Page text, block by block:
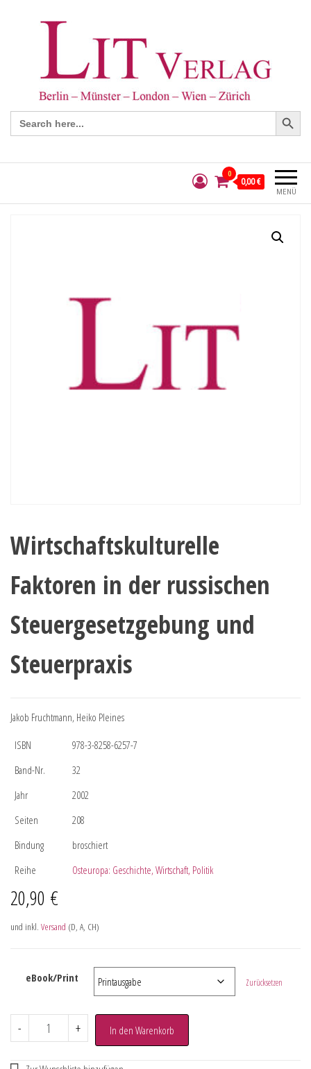
Search
for:
Search Button
MENÜ
0
0,00 €
Wirtschaftskulturelle
Faktoren in der russischen
Steuergesetzgebung und
Steuerpraxis
Jakob Fruchtmann, Heiko Pleines
ISBN
978-3-8258-6257-7
Band-Nr.
32
Jahr
2002
Seiten
208
Bindung
broschiert
Reihe
Osteuropa: Geschichte, Wirtschaft, Politik
20,90 €
und inkl. Versand (D, A, CH)
eBook/Print Zurücksetzen
- + In den Warenkorb